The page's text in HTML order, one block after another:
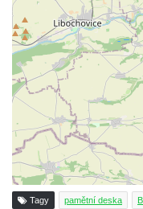
Podluží
Pomník obětem 1.
židovském hřbitově
Hrob Aloise
Račicích
Pamětní deska
čp. 43 v Lužci nad
Pomník obětem 2.
máje v Lužci nad
Tagy pamětní deska